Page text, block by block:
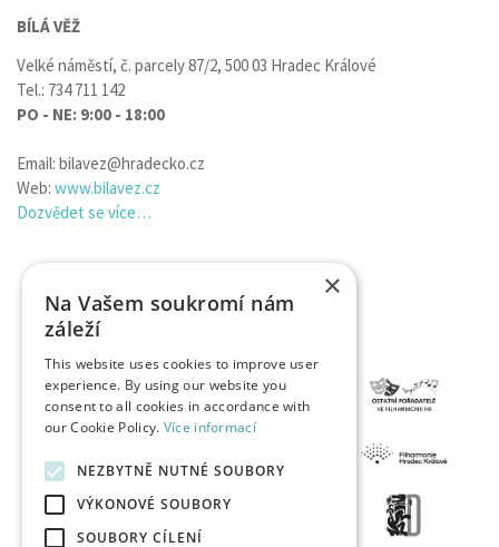
BÍLÁ VĚŽ
Velké náměstí, č. parcely 87/2, 500 03 Hradec Králové
Tel.: 734 711 142
PO - NE: 9:00 - 18:00
Email: bilavez@hradecko.cz
Web: www.bilavez.cz
Dozvědet se více…
×
Na Vašem soukromí nám
záleží
This website uses cookies to improve user
experience. By using our website you
consent to all cookies in accordance with
our Cookie Policy. Více informací
NEZBYTNĚ NUTNÉ SOUBORY
VÝKONOVÉ SOUBORY
SOUBORY CÍLENÍ